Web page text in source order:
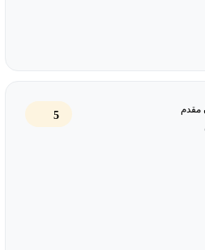
مقدم
5